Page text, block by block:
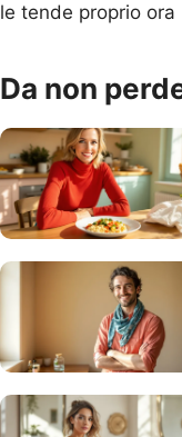
le tende proprio ora
Da non